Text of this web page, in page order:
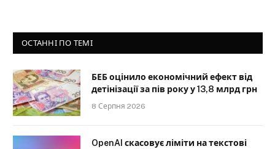
ОСТАННІ ПО ТЕМІ
БЕБ оцінило економічний ефект від
детінізації за пів року у 13,8 млрд грн
8 Серпня 2026
OpenAI скасовує ліміти на текстові